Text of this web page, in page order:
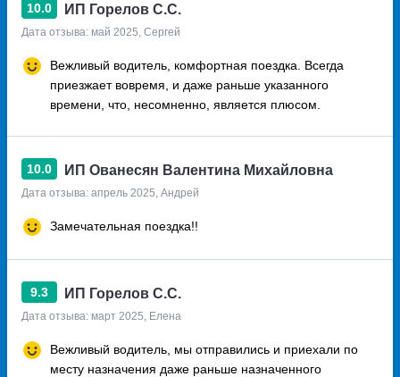
10.0 ИП Горелов С.С.
Дата отзыва: май 2025, Сергей
Вежливый водитель, комфортная поездка. Всегда
приезжает вовремя, и даже раньше указанного
времени, что, несомненно, является плюсом.
10.0 ИП Ованесян Валентина Михайловна
Дата отзыва: апрель 2025, Андрей
Замечательная поездка!!
9.3 ИП Горелов С.С.
Дата отзыва: март 2025, Елена
Вежливый водитель, мы отправились и приехали по
месту назначения даже раньше назначенного